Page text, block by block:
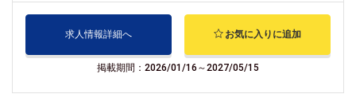
求人情報詳細へ お気に入りに追加
掲載期間：2026/01/16～2027/05/15